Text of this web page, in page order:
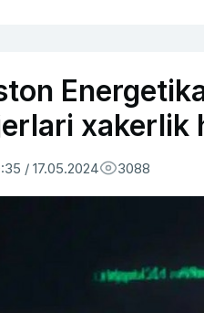
xakerlik
/ 17.05.2024 3088